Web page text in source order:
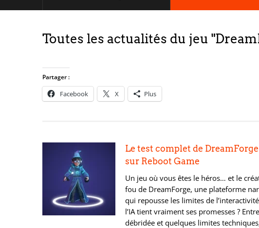
Toutes les actualités du jeu
Partager :
Facebook X Plus
Le test complet de
sur Reboot Game
Un jeu où vous êtes le héros… et le
fou de DreamForge, une plateforme
qui repousse les limites de
l’IA tient vraiment ses promesses ?
débridée et quelques limites